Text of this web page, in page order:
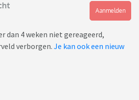
Aanmelden
dan 4 weken niet gereageerd,
verborgen. Je kan ook een nieuw